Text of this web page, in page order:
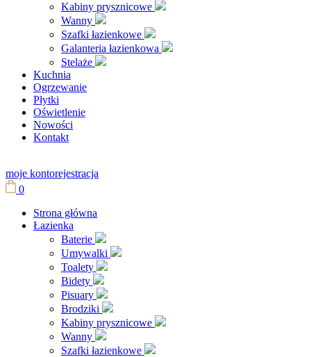
Kabiny prysznicowe
Wanny
Szafki łazienkowe
Galanteria łazienkowa
Stelaże
Kuchnia
Ogrzewanie
Płytki
Oświetlenie
Nowości
Kontakt
moje kontorejestracja
0
Strona główna
Łazienka
Baterie
Umywalki
Toalety
Bidety
Pisuary
Brodziki
Kabiny prysznicowe
Wanny
Szafki łazienkowe